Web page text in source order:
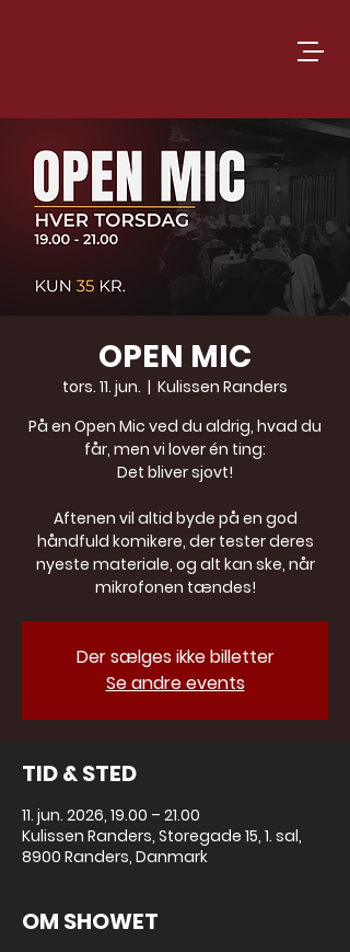
OPEN MIC
tors. 11. jun.
  |
Kulissen Randers
På en Open Mic ved du aldrig, hvad du
får, men vi lover én ting:
Det bliver sjovt!
Aftenen vil altid byde på en god
håndfuld komikere, der tester deres
nyeste materiale, og alt kan ske, når
mikrofonen tændes!
Der sælges ikke billetter
Se andre events
TID & STED
11. jun. 2026, 19.00 – 21.00
Kulissen Randers, Storegade 15, 1. sal,
8900 Randers, Danmark
OM SHOWET